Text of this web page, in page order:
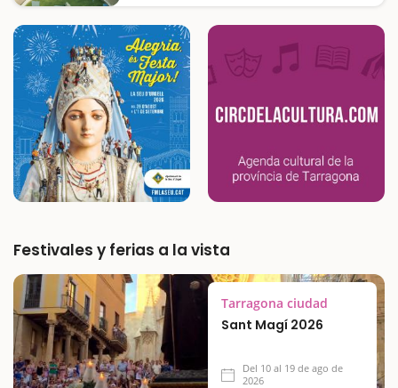
El Parque del Laberinto de Horta es una joya
escondida de Barcelona, ideal para una
escapada en familia. Situado en el barrio de
Horta-Guinardó, este jardín histórico
combina la belleza de un jardín neoclásico
con el…
Festivales y ferias a la vista
Tarragona ciudad
Sant Magí 2026
Del 10 al 19 de ago de
2026